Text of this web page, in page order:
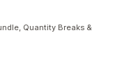
Quantity Breaks &